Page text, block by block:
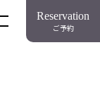
Reservation
ご予約